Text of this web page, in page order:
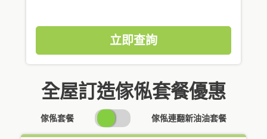
立即查詢
全屋訂造傢俬套餐優惠
傢俬套餐
SWITCH
PRICING
傢俬連翻新油油套餐